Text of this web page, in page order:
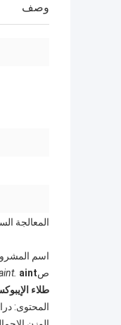
وصف
المعالجة
اسم
ص
طلاء
المحتوى: